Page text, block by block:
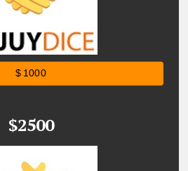
$ 1000
$2500